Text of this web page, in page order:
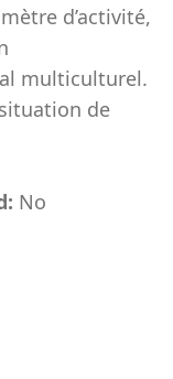
d’activité,
multiculturel.
de
No